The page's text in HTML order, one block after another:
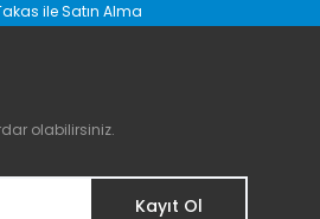
Bu ürüne ilk yorumu
ile Satın Alma
olabilirsiniz.
Kayıt Ol